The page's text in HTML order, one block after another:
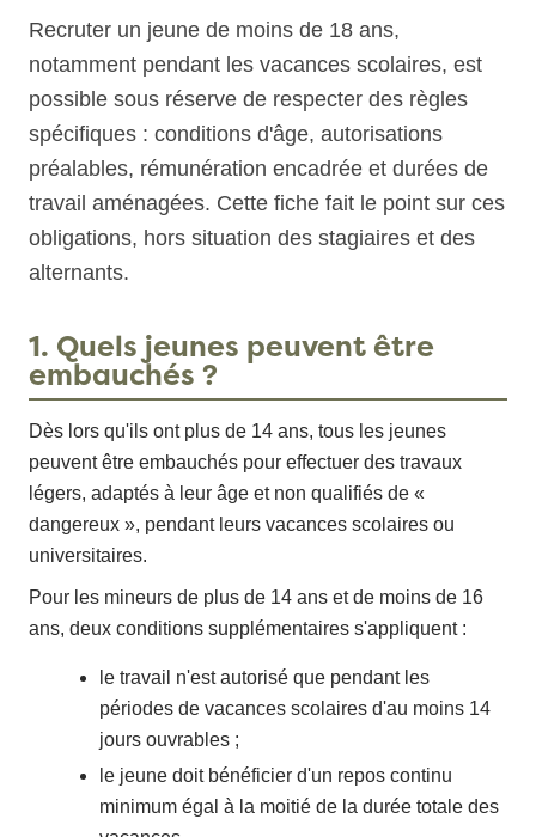
Recruter un jeune de moins de 18 ans,
notamment pendant les vacances scolaires, est
possible sous réserve de respecter des règles
spécifiques : conditions d'âge, autorisations
préalables, rémunération encadrée et durées de
travail aménagées. Cette fiche fait le point sur ces
obligations, hors situation des stagiaires et des
alternants.
1. Quels jeunes peuvent être
embauchés ?
Dès lors qu'ils ont plus de 14 ans, tous les jeunes
peuvent être embauchés pour effectuer des travaux
légers, adaptés à leur âge et non qualifiés de «
dangereux », pendant leurs vacances scolaires ou
universitaires.
Pour les mineurs de plus de 14 ans et de moins de 16
ans, deux conditions supplémentaires s'appliquent :
le travail n'est autorisé que pendant les
périodes de vacances scolaires d'au moins 14
jours ouvrables ;
le jeune doit bénéficier d'un repos continu
minimum égal à la moitié de la durée totale des